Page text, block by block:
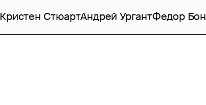
Кристен СтюартАндрей УргантФедор